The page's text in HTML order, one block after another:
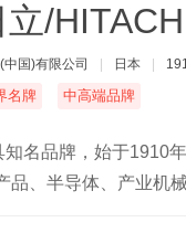
立/
中国)有限公司 日本
名牌 中高端品牌
名品牌，始于1910
、半导体、产业机